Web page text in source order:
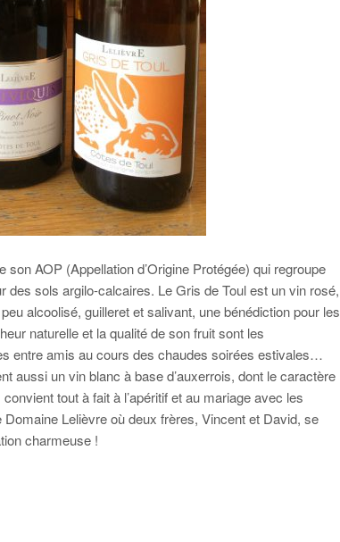
AOP (Appellation d’Origine Protégée) qui regroupe
des sols argilo-calcaires. Le Gris de Toul est un vin rosé,
alcoolisé, guilleret et salivant, une bénédiction pour les
naturelle et la qualité de son fruit sont les
entre amis au cours des chaudes soirées estivales…
aussi un vin blanc à base d’auxerrois, dont le caractère
tout à fait à l’apéritif et au mariage avec les
Lelièvre où deux frères, Vincent et David, se
charmeuse !